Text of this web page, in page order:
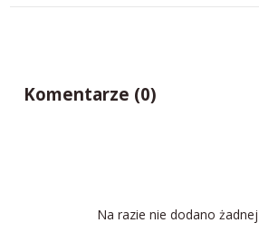
Komentarze (0)
Na razie nie dodano